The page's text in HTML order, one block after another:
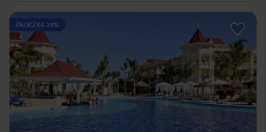
ZALICZKA 25%